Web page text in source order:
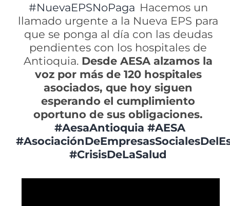
#NuevaEPSNoPaga Hacemos un
llamado urgente a la Nueva EPS para
que se ponga al día con las deudas
pendientes con los hospitales de
Antioquia. Desde AESA alzamos la
voz por más de 120 hospitales
asociados, que hoy siguen
esperando el cumplimiento
oportuno de sus obligaciones.
#AesaAntioquia #AESA
#CrisisDeLaSalud